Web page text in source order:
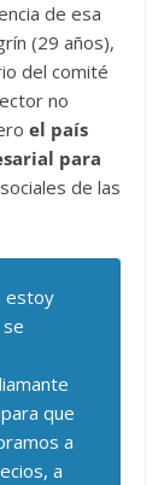
de esa
(29 años),
del comité
no
el país
para
de las
estoy
que
a
a